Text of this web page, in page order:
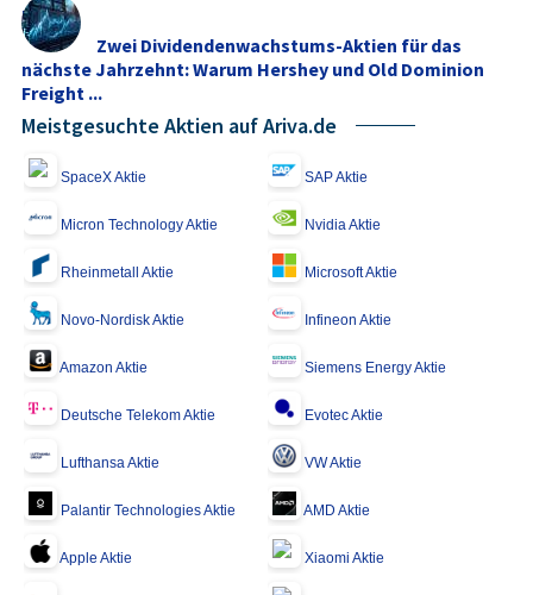
Fokus
Zwei Dividendenwachstums-Aktien für das
nächste Jahrzehnt: Warum Hershey und Old Dominion
Freight ...
Meistgesuchte Aktien auf Ariva.de
SpaceX Aktie SAP Aktie
Micron Technology Aktie Nvidia Aktie
Rheinmetall Aktie Microsoft Aktie
Novo-Nordisk Aktie Infineon Aktie
Amazon Aktie Siemens Energy Aktie
Deutsche Telekom Aktie Evotec Aktie
Lufthansa Aktie VW Aktie
Palantir Technologies Aktie AMD Aktie
Apple Aktie Xiaomi Aktie